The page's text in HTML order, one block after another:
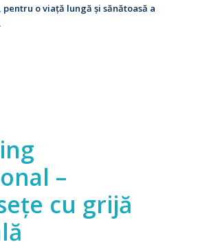
o viață lungă și sănătoasă a
–
cu grijă